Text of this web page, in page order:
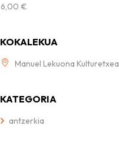
6,00 €
KOKALEKUA
Manuel Lekuona Kulturetxea
KATEGORIA
antzerkia